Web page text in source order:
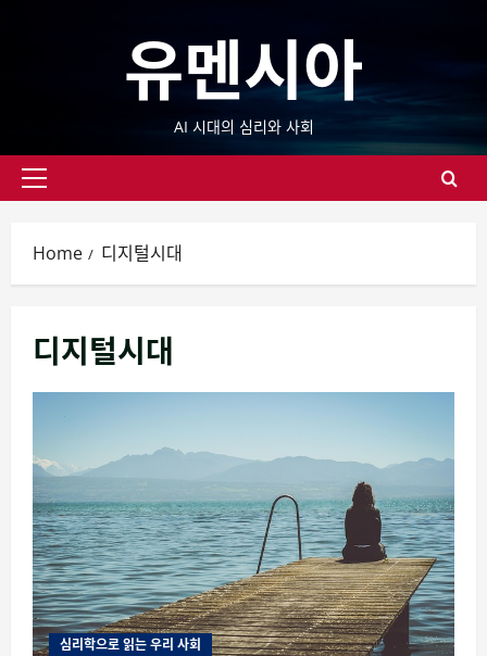
유멘시아
AI 시대의 심리와 사회
Primary
Home 디지털시대
디지털시대
심리학으로 읽는 우리 사회